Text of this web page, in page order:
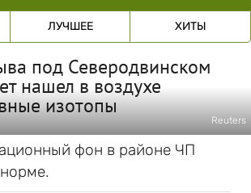
ЛУЧШЕЕ ХИТЫ
под Северодвинском
нашел в воздухе
изотопы
Reuters
фон в районе ЧП